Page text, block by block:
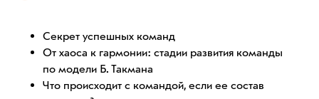
Секрет успешных команд
От хаоса к гармонии: стадии развития команды
по модели Б. Такмана
Что происходит с командой, если ее состав